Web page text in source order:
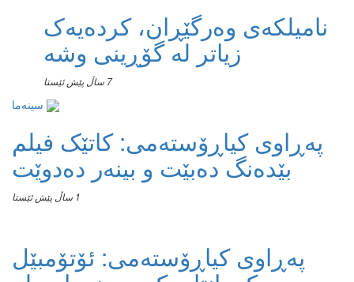
نامیلكه‌ی وەرگێڕان، کردەیەک
زیاتر لە گۆڕینی وشە
7 ساڵ پێش ئێستا
پەڕاوی کیاڕۆستەمی: کاتێک فیلم
بێدەنگ دەبێت و بینەر دەدوێت
1 ساڵ پێش ئێستا
پەڕاوی کیاڕۆستەمی: ئۆتۆمبێل